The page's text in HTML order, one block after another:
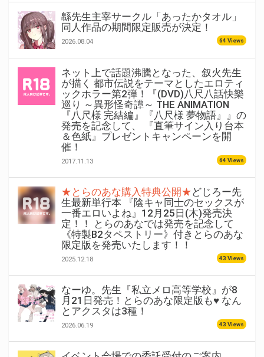
緜先生主宰サークル「あったかタオル」
同人作品の期間限定販売が決定！
2026.08.04 64 Views
ネット上で話題沸騰となった、叙火先生
が描く 都市伝説をテーマとしたエロティ
ックホラー第2弾！『(DVD)八尺八話快樂
巡り ～異形怪奇譚～ THE ANIMATION
『八尺様 完結編』『八尺様 夢物語』』の
発売を記念して、 『直筆サイン入り台本
＆色紙』プレゼントキャンペーンを開
催！
2017.11.13 64 Views
★とらのあな購入特典公開★どじろー先
生最新単行本 『陰キャ同士のセックスが
一番エロいよね』12月25日(木)発売決
定！！ とらのあなでは発売を記念して
《特製B2タペストリー》付きとらのあな
限定版を発売いたします！！
2025.12.18 43 Views
なーゆ。先生『私立メロ高等学校』が8
月21日発売！とらのあな限定版も♥ なん
とアクスタは3種！
2026.06.19 43 Views